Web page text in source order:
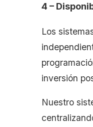
4 –
Los
inversión
Nuestro